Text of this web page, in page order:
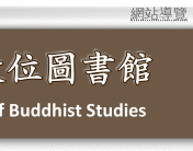
網站導覽